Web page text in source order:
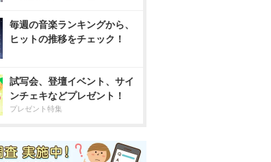
毎週の音楽ランキングから、
ヒットの推移をチェック！
試写会、登壇イベント、サイ
ンチェキなどプレゼント！
プレゼント特集